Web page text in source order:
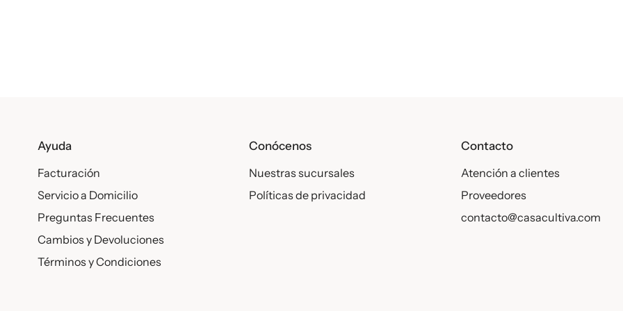
Ayuda
Facturación
Servicio a Domicilio
Preguntas Frecuentes
Cambios y Devoluciones
Términos y Condiciones
Conócenos
Nuestras sucursales
Políticas de privacidad
Contacto
Atención a clientes
Proveedores
contacto@casacultiva.com